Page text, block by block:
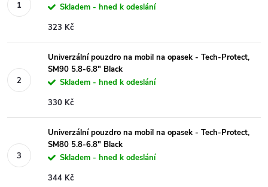
Skladem - hned k odeslání
323 Kč
Univerzální pouzdro na mobil na opasek - Tech-Protect,
SM90 5.8-6.8" Black
Skladem - hned k odeslání
330 Kč
Univerzální pouzdro na mobil na opasek - Tech-Protect,
SM80 5.8-6.8" Black
Skladem - hned k odeslání
344 Kč